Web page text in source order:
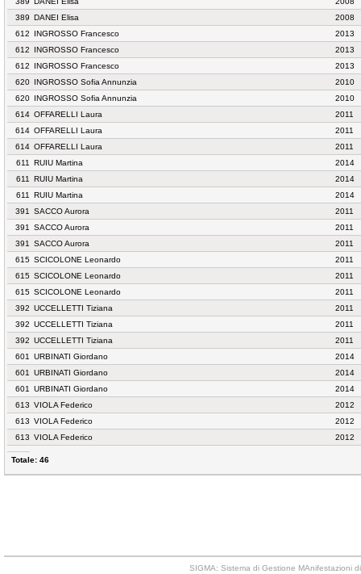
389 DANEI Elisa
2008
612
INGROSSO Francesco
2013
612
INGROSSO Francesco
2013
612
INGROSSO Francesco
2013
620 INGROSSO Sofia Annunzia
2010
620 INGROSSO Sofia Annunzia
2010
614 OFFARELLI Laura
2011
614 OFFARELLI Laura
2011
614 OFFARELLI Laura
2011
611
RUIU Martina
2014
611
RUIU Martina
2014
611
RUIU Martina
2014
391
SACCO Aurora
2011
391
SACCO Aurora
2011
391
SACCO Aurora
2011
615 SCICOLONE Leonardo
2011
615 SCICOLONE Leonardo
2011
615 SCICOLONE Leonardo
2011
392 UCCELLETTI Tiziana
2011
392 UCCELLETTI Tiziana
2011
392 UCCELLETTI Tiziana
2011
601
URBINATI Giordano
2014
601
URBINATI Giordano
2014
601
URBINATI Giordano
2014
613 VIOLA Federico
2012
613 VIOLA Federico
2012
613 VIOLA Federico 2012
Totale: 46
SIGMA: Sistema di Gestione MAnifestazioni